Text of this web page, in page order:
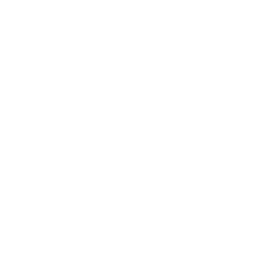
sie sich
Projekte und
kann.
mit
Tortuga
die kulturelle